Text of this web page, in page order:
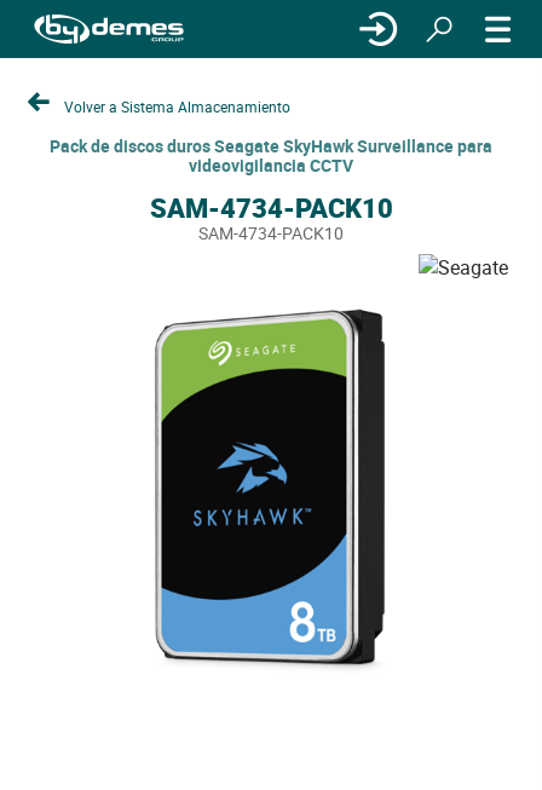
Volver a Sistema Almacenamiento
Pack de discos duros Seagate SkyHawk Surveillance para
videovigilancia CCTV
SAM-4734-PACK10
SAM-4734-PACK10